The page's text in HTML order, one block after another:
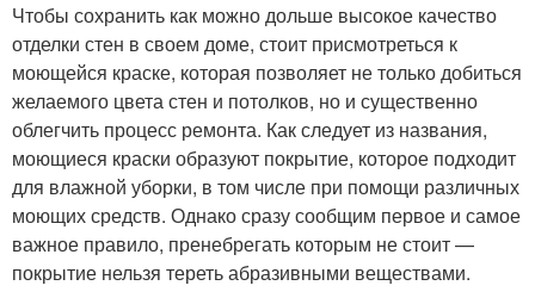
Чтобы сохранить как можно дольше высокое качество
отделки стен в своем доме, стоит присмотреться к
моющейся краске, которая позволяет не только добиться
желаемого цвета стен и потолков, но и существенно
облегчить процесс ремонта. Как следует из названия,
моющиеся краски образуют покрытие, которое подходит
для влажной уборки, в том числе при помощи различных
моющих средств. Однако сразу сообщим первое и самое
важное правило, пренебрегать которым не стоит —
покрытие нельзя тереть абразивными веществами.